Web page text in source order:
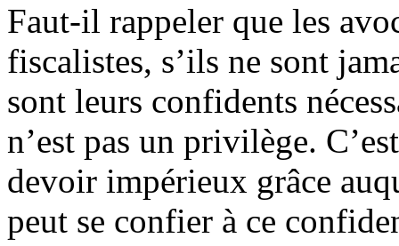
Faut-il rappeler que les
fiscalistes, s’ils ne sont
sont leurs confidents
n’est pas un privilège.
devoir impérieux grâce
peut se confier à ce